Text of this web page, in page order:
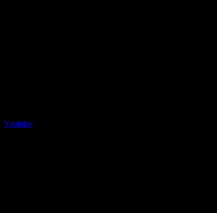
Youtube